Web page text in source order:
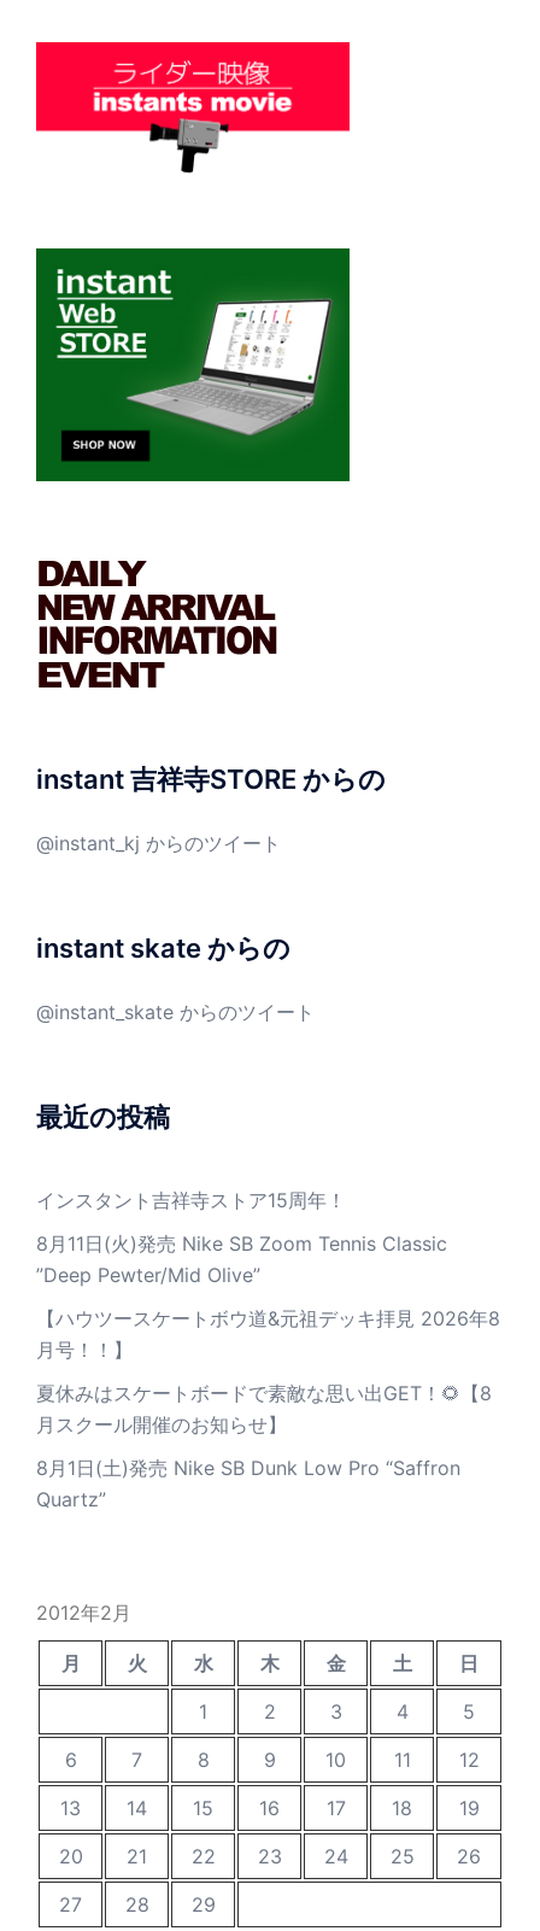
instant 吉祥寺STORE からの
@instant_kj からのツイート
instant skate からの
@instant_skate からのツイート
最近の投稿
インスタント吉祥寺ストア15周年！
8月11日(火)発売 Nike SB Zoom Tennis Classic
”Deep Pewter/Mid Olive”
【ハウツースケートボウ道&元祖デッキ拝見 2026年8
月号！！】
夏休みはスケートボードで素敵な思い出GET！🌻【8
月スクール開催のお知らせ】
8月1日(土)発売 Nike SB Dunk Low Pro “Saffron
Quartz”
2012年2月
月 火 水 木 金 土
日
1
2 3 4
5
6
7 8 9 10 11
12
13
14 15 16 17 18
19
20
21 22 23 24 25
26
27
28
29